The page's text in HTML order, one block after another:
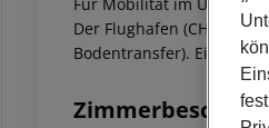
Der Flughafen (CHQ) ist
Bodentransfer). Ein